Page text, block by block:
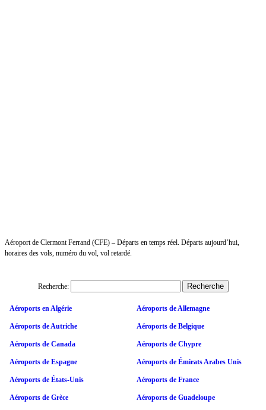
Aéroport de Clermont Ferrand (CFE) – Départs en temps réel. Départs aujourd’hui,
horaires des vols, numéro du vol, vol retardé.
Recherche:
Aéroports en Algérie Aéroports de Allemagne
Aéroports de Autriche Aéroports de Belgique
Aéroports de Canada Aéroports de Chypre
Aéroports de Espagne Aéroports de Émirats Arabes Unis
Aéroports de États-Unis Aéroports de France
Aéroports de Grèce Aéroports de Guadeloupe